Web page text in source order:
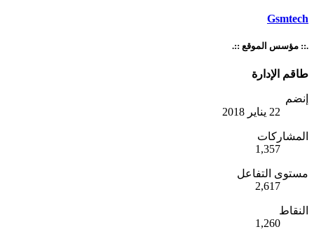
Gsmtech
.:: مؤسس الموقع ::.
طاقم الإدارة
إنضم
22 يناير 2018
المشاركات
1,357
مستوى التفاعل
2,617
النقاط
1,260